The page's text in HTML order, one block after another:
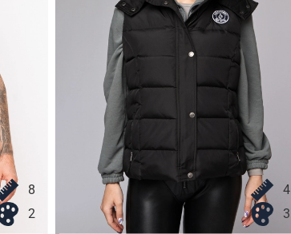
8
2
4
3